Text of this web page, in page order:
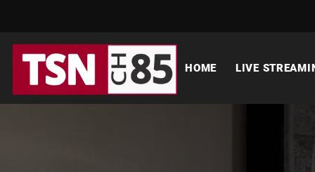
HOME LIVE